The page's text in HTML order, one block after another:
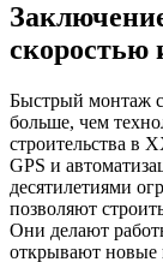
скоростью
Быстрый монтаж
больше, чем
строительства в
GPS и
десятилетиями
позволяют
Они делают
открывают новые